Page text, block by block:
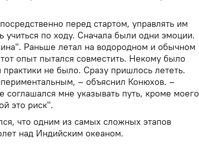
перед стартом, управлять им
по ходу. Сначала были одни эмоции.
Раньше летал на водородном и обычном
опыт пытался совместить. Некому было
практики не было. Сразу пришлось лететь.
– объяснил Конюхов. –
соглашался мне указывать путь, кроме моего
это риск".
что одним из самых сложных этапов
над Индийским океаном.